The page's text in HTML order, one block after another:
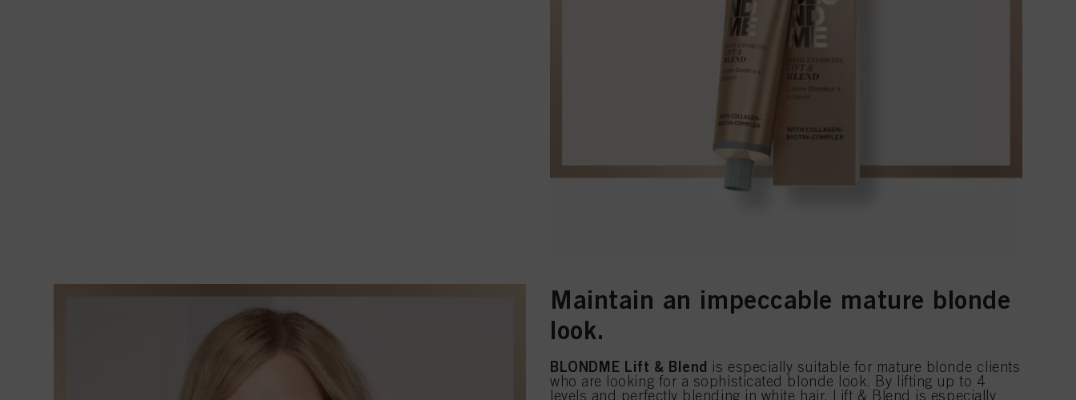
Maintain an impeccable mature blonde
look.
BLONDME Lift & Blend is especially suitable for mature blonde clients
who are looking for a sophisticated blonde look. By lifting up to 4
levels and perfectly blending in white hair, Lift & Blend is especially